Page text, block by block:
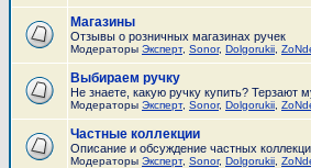
Магазины
Отзывы о розничных магазинах ручек
Модераторы Эксперт, Sonor, Dolgorukii
Выбираем ручку
Не знаете, какую ручку купить?
Модераторы Эксперт, Sonor, Dolgorukii
Частные коллекции
Описание и обсуждение частных
Модераторы Эксперт, Sonor, Dolgorukii